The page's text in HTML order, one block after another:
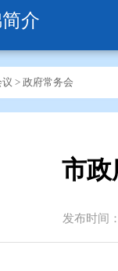
介
> 政府常务会
市政
发布时间